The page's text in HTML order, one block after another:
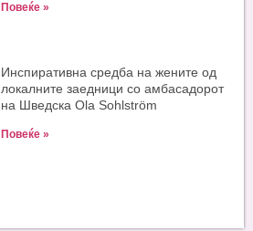
Повеќе »
Инспиративна средба на жените од
локалните заедници со амбасадорот
на Шведска Ola Sohlström
Повеќе »